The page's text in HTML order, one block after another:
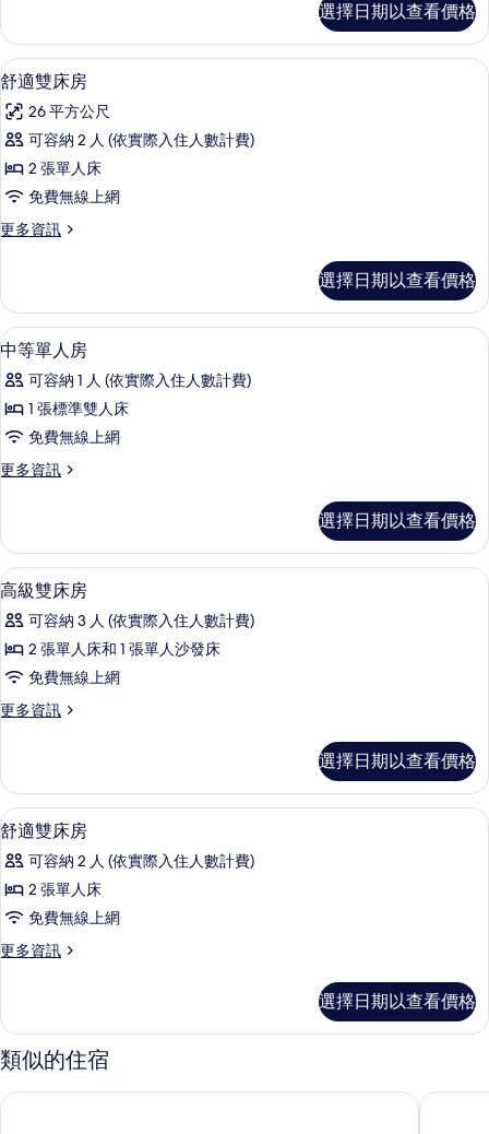
所
有
相
片
雙
人
房
詳
情
選擇日期以查看價格
顯
示
舒
適
雙
房
所
有
相
片
舒適雙床房 | 1 間臥室、隔音、熨斗/
7
舒適雙床房
26 平方公尺
可容納 2 人 (依實際入住人數計費)
2 張單人床
免費無線上網
更多資訊
更
雙
床
房
詳
情
選擇日期以查看價格
顯
示
中
等
人
的
所
有
相
片
12
中等單人房
可容納 1 人 (依實際入住人數計費)
1 張標準雙人床
免費無線上網
更多資訊
更
單
人
房
詳
情
選擇日期以查看價格
顯
示
高
級
床
的
所
有
相
片
12
高級雙床房
可容納 3 人 (依實際入住人數計費)
2 張單人床和 1 張單人沙發床
免費無線上網
更多資訊
更
雙
床
房
詳
情
選擇日期以查看價格
顯
示
舒
適
床
的
所
有
相
15
舒適雙床房
可容納 2 人 (依實際入住人數計費)
2 張單人床
免費無線上網
更多資訊
更
雙
床
房
詳
選擇日期以查看價格
類似的住宿
Cross Life 博多天神 - ORIX Hotels & Resorts 西鐵大